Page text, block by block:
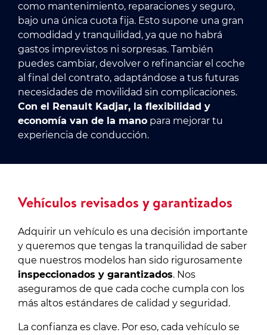
como mantenimiento, reparaciones y seguro,
bajo una única cuota fija. Esto supone una gran
comodidad y tranquilidad, ya que no habrá
gastos imprevistos ni sorpresas. También
puedes cambiar, devolver o refinanciar el coche
al final del contrato, adaptándose a tus futuras
necesidades de movilidad sin complicaciones.
Con el Renault Kadjar, la flexibilidad y
economía van de la mano para mejorar tu
experiencia de conducción.
Vehículos revisados y garantizados
Adquirir un vehículo es una decisión importante
y queremos que tengas la tranquilidad de saber
que nuestros modelos han sido rigurosamente
inspeccionados y garantizados. Nos
aseguramos de que cada coche cumpla con los
más altos estándares de calidad y seguridad.
La confianza es clave. Por eso, cada vehículo se